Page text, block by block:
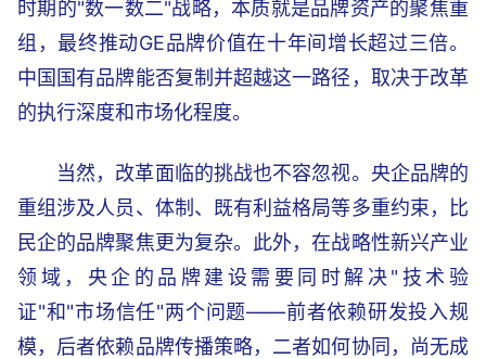
时期的"数一数二"战略，本质就是品牌资产的聚焦重
组，最终推动GE品牌价值在十年间增长超过三倍。
中国国有品牌能否复制并超越这一路径，取决于改革
的执行深度和市场化程度。
当然，改革面临的挑战也不容忽视。央企品牌的
重组涉及人员、体制、既有利益格局等多重约束，比
民企的品牌聚焦更为复杂。此外，在战略性新兴产业
领域，央企的品牌建设需要同时解决"技术验
证"和"市场信任"两个问题——前者依赖研发投入规
模，后者依赖品牌传播策略，二者如何协同，尚无成